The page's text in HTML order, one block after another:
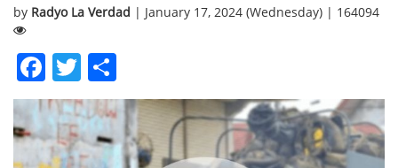
by Radyo La Verdad | January 17, 2024 (Wednesday) | 164094
Facebook
Twitter